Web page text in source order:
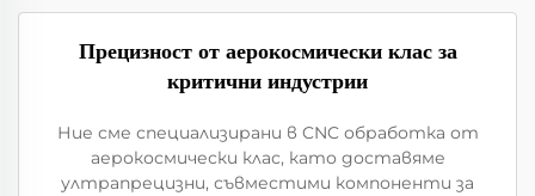
Прецизност от аерокосмически клас за
критични индустрии
Ние сме специализирани в CNC обработка от
аерокосмически клас, като доставяме
ултрапрецизни, съвместими компоненти за